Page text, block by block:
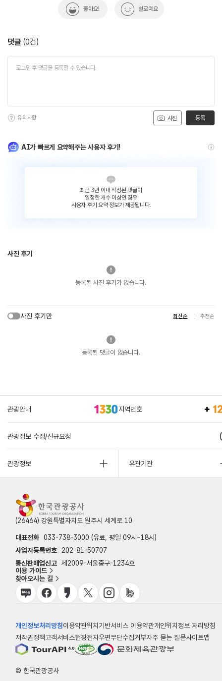
좋아요! 별로예요
댓글 (0건)
사진
유의사항 등록
AI가 빠르게 요약해주는 사용자 후기!
최근 3년 이내 작성된 댓글이
일정한 개수 이상인 경우
사용자 후기 요약 정보가 제공됩니다.
사진 후기
등록된 사진 후기가 없습니다.
사진 후기만 최신순 추천순
등록된 댓글이 없습니다.
관광안내 지역번호
관광정보 수정/신규요청
관광정보 유관기관
(26464) 강원특별자치도 원주시 세계로 10
대표전화 033-738-3000 (유료, 평일 09시~18시)
사업자등록번호
202-81-50707
통신판매업신고 제2009-서울중구-1234호
이용 가이드
찾아오시는 길
개인정보처리방침이용약관위치기반서비스 이용약관개인위치정보 처리방침
저작권정책고객서비스헌장전자우편무단수집거부자주 묻는 질문사이트맵
© 한국관광공사